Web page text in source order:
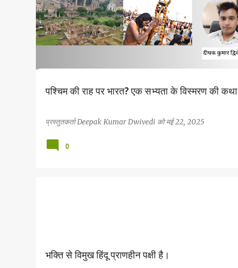
पश्चिम की राह पर भारत? एक सभ्यता के विस्मरण की कथा
प्रस्तुतकर्ताDeepak Kumar Dwivedi कोमई 22, 2025
0
भक्ति से विमुख हिंदू प्राणहीन पक्षी है।